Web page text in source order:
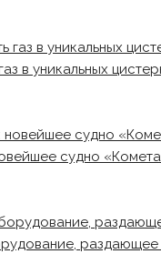
в уникальных
судно
раздающее